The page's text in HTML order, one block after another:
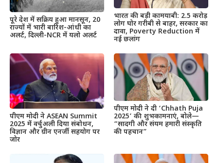
पूरे देश में सक्रिय हुआ मानसून, 20
राज्यों में भारी बारिश-आंधी का
अलर्ट, दिल्ली-NCR में यलो अलर्ट
भारत की बड़ी कामयाबी: 2.5 करोड़
लोग घोर गरीबी से बाहर, सरकार का
दावा, Poverty Reduction में
नई छलांग
पीएम मोदी ने ASEAN Summit
2025 में वर्चुअली दिया संबोधन,
विज्ञान और ग्रीन एनर्जी सहयोग पर
जोर
पीएम मोदी ने दी ‘Chhath Puja
2025’ की शुभकामनाएं, बोले—
“सादगी और संयम हमारी संस्कृति
की पहचान”